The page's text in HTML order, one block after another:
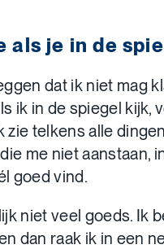
als je in de
dat ik niet mag
ik in de spiegel kijk,
zie telkens alle
me niet aanstaan,
goed vind.
niet veel goeds. Ik
dan raak ik in een